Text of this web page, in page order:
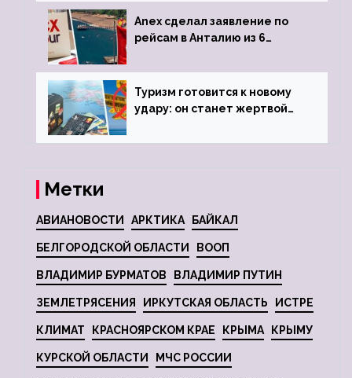
Anex сделал заявление по
рейсам в Анталию из 6
Туризм готовится к новому
удару: он станет жертвой
Метки
АВИАНОВОСТИ АРКТИКА БАЙКАЛ
БЕЛГОРОДСКОЙ ОБЛАСТИ ВООП
ВЛАДИМИР БУРМАТОВ ВЛАДИМИР ПУТИН
ЗЕМЛЕТРЯСЕНИЯ ИРКУТСКАЯ ОБЛАСТЬ ИСТРЕ
КЛИМАТ КРАСНОЯРСКОМ КРАЕ КРЫМА КРЫМУ
КУРСКОЙ ОБЛАСТИ МЧС РОССИИ